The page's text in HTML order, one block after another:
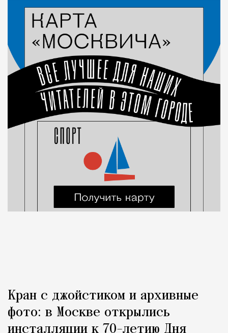
Город
Кран с джойстиком и архивные
фото: в Москве открылись
инсталляции к 70-летию Дня